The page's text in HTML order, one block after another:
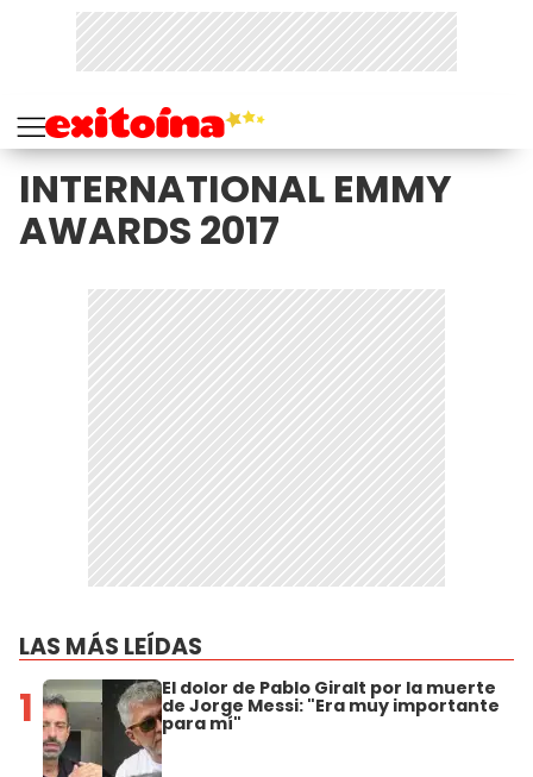
INTERNATIONAL EMMY
AWARDS 2017
LAS MÁS LEÍDAS
1 El dolor de Pablo Giralt por la muerte
de Jorge Messi: "Era muy importante
para mí"